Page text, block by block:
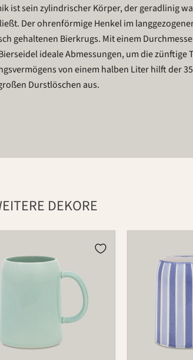
ist sein zylindrischer Körper, der geradlinig
Der ohrenförmige Henkel im
gehaltenen Bierkrugs. Mit einem
ideale Abmessungen, um die
von einem halben Liter hilft der
Durstlöschen aus.
DEKORE